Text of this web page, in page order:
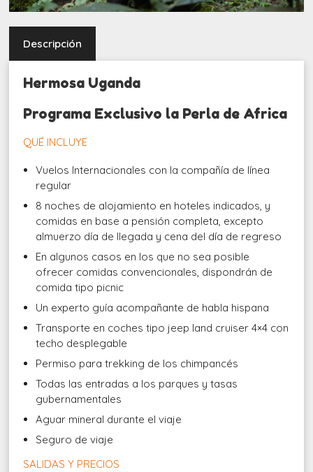
Descripción
Hermosa Uganda
Programa Exclusivo la Perla de Africa
QUÉ INCLUYE
Vuelos Internacionales con la compañía de línea
regular
8 noches de alojamiento en hoteles indicados, y
comidas en base a pensión completa, excepto
almuerzo día de llegada y cena del día de regreso
En algunos casos en los que no sea posible
ofrecer comidas convencionales, dispondrán de
comida tipo picnic
Un experto guía acompañante de habla hispana
Transporte en coches tipo jeep land cruiser 4×4 con
techo desplegable
Permiso para trekking de los chimpancés
Todas las entradas a los parques y tasas
gubernamentales
Aguar mineral durante el viaje
Seguro de viaje
SALIDAS Y PRECIOS